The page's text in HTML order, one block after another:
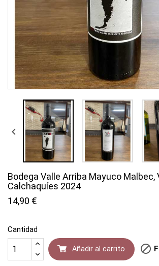

Bodega Valle Arriba Mayuco Malbec,
Calchaquíes 2024
14,90 €
Cantidad
Añadir al carrito 